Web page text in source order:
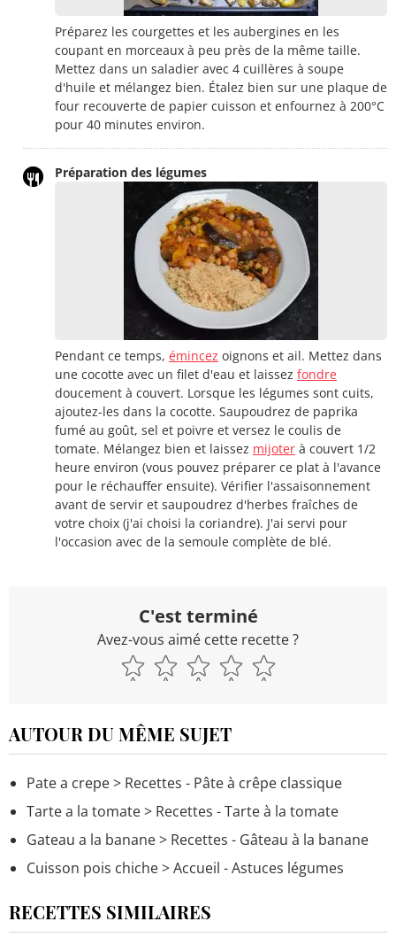
Préparez les courgettes et les aubergines en les
coupant en morceaux à peu près de la même taille.
Mettez dans un saladier avec 4 cuillères à soupe
d'huile et mélangez bien. Étalez bien sur une plaque de
four recouverte de papier cuisson et enfournez à 200°C
pour 40 minutes environ.
Préparation des légumes
Pendant ce temps, émincez oignons et ail. Mettez dans
une cocotte avec un filet d'eau et laissez fondre
doucement à couvert. Lorsque les légumes sont cuits,
ajoutez-les dans la cocotte. Saupoudrez de paprika
fumé au goût, sel et poivre et versez le coulis de
tomate. Mélangez bien et laissez mijoter à couvert 1/2
heure environ (vous pouvez préparer ce plat à l'avance
pour le réchauffer ensuite). Vérifier l'assaisonnement
avant de servir et saupoudrez d'herbes fraîches de
votre choix (j'ai choisi la coriandre). J'ai servi pour
l'occasion avec de la semoule complète de blé.
C'est terminé
Avez-vous aimé cette recette ?
AUTOUR DU MÊME SUJET
Pate a crepe> Recettes - Pâte à crêpe classique
Tarte a la tomate> Recettes - Tarte à la tomate
Gateau a la banane> Recettes - Gâteau à la banane
Cuisson pois chiche> Accueil - Astuces légumes
RECETTES SIMILAIRES